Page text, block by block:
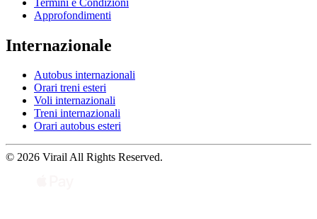
Approfondimenti
Internazionale
Autobus internazionali
Orari treni esteri
Voli internazionali
Treni internazionali
Orari autobus esteri
© 2026 Virail All Rights Reserved.